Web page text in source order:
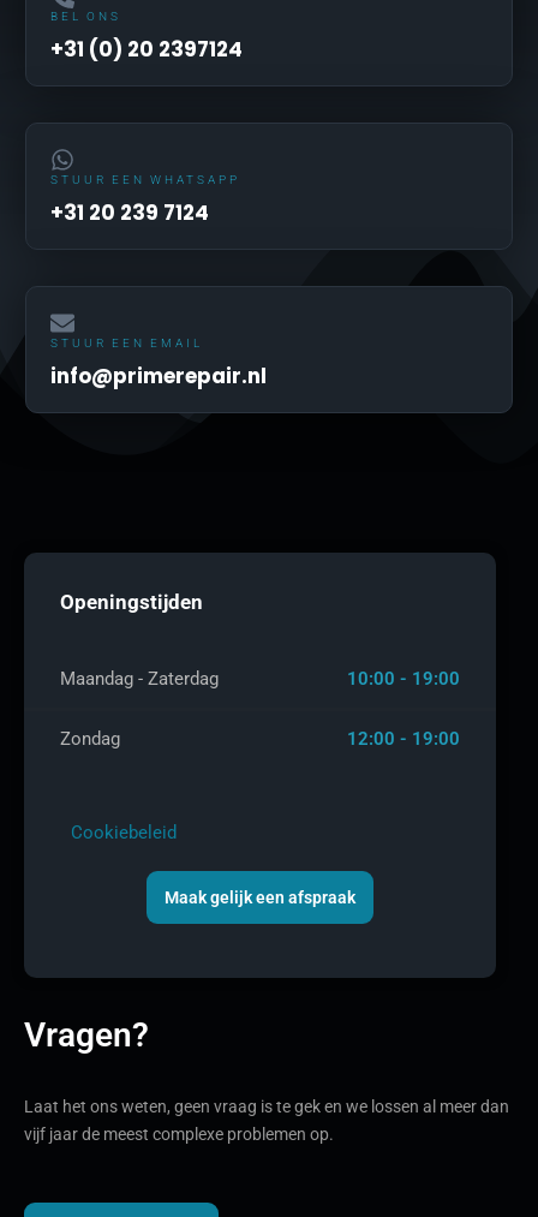
BEL ONS
+31 (0) 20 2397124
STUUR EEN WHATSAPP
+31 20 239 7124
STUUR EEN EMAIL
info@primerepair.nl
Openingstijden
Maandag - Zaterdag 10:00 - 19:00
Zondag 12:00 - 19:00
Cookiebeleid
Maak gelijk een afspraak
Vragen?
Laat het ons weten, geen vraag is te gek en we lossen al meer dan
vijf jaar de meest complexe problemen op.